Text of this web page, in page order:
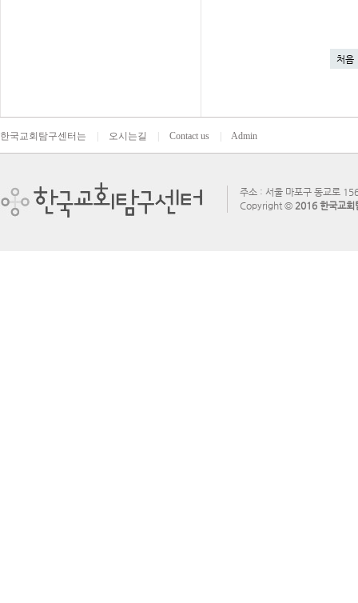
처음
한국교회탐구센터는 오시는길 Contact us Admin
주소 : 서울 마포구 동교로
Copyright © 2016 한국교회